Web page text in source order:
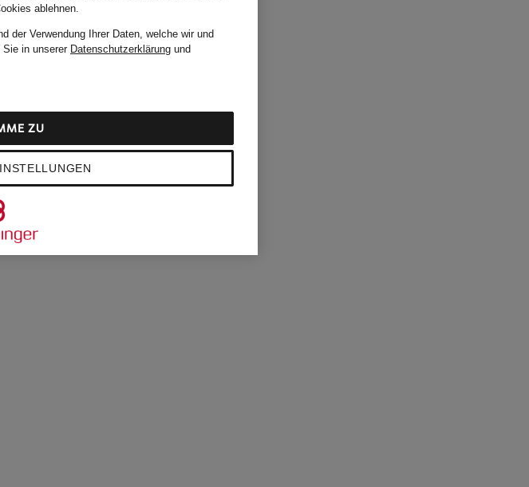
ablehnen.
der Verwendung Ihrer Daten, welche wir und
Sie in unserer Datenschutzerklärung und
ZU